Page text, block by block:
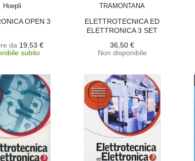
Hoepli
OPEN 3
da 19,53 €
subito
TRAMONTANA
ELETTROTECNICA ED
ELETTRONICA 3 SET
36,50 €
Non disponibile